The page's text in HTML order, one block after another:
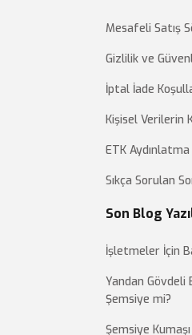
Mesafeli Satış
Gizlilik ve
İptal İade
Kişisel Verilerin
ETK
Sıkça Sorulan
Son Blog
İşletmeler İçin
Yandan Gövdeli
Şemsiye mi?
Şemsiye